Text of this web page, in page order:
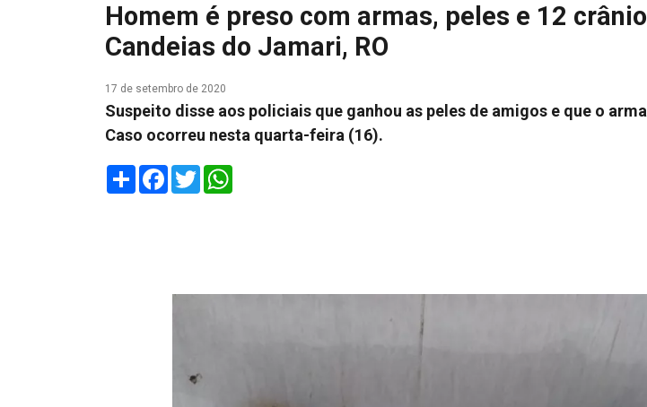
Homem é preso com armas, peles e 12
Candeias do Jamari, RO
17 de setembro de 2020
Suspeito disse aos policiais que ganhou as peles de amigos e que o
Caso ocorreu nesta quarta-feira (16).
ShareFacebook
Twitter